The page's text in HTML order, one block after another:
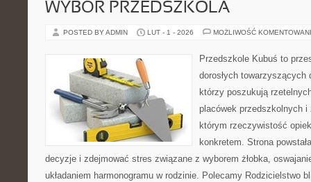
WYBÓR PRZEDSZKOLA
POSTED BY ADMIN LUT - 1 - 2026 MOŻLIWOŚĆ
Przedszkole Kubuś to
dorosłych
którzy poszukują
placówek przedszkolnych i
którym rzeczywistość
konkretem. Strona
decyzje i zdejmować stres związane z wyborem żłobka,
układaniem harmonogramu w rodzinie. Polecamy Rodzicielstwo